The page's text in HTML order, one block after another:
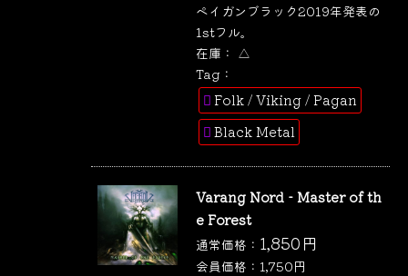
ペイガンブラック2019年発表の
1stフル。
在庫： △
Tag：
Folk / Viking / Pagan
Black Metal
Varang Nord - Master of th
e Forest
通常価格： 1,850 円
会員価格： 1,750円